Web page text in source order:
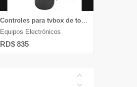
Controles para tvbox de todas las marcas y televisores Android
Equipos Electrónicos
RD$ 835